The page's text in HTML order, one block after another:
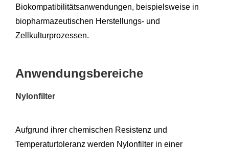
Biokompatibilitätsanwendungen, beispielsweise in
biopharmazeutischen Herstellungs- und
Zellkulturprozessen.
Anwendungsbereiche
Nylonfilter
Aufgrund ihrer chemischen Resistenz und
Temperaturtoleranz werden Nylonfilter in einer